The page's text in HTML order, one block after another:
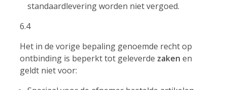
standaardlevering worden niet vergoed.
6.4
Het in de vorige bepaling genoemde recht op
ontbinding is beperkt tot geleverde zaken en
geldt niet voor: